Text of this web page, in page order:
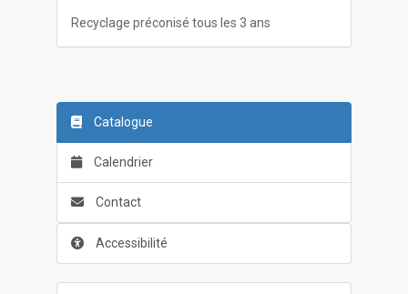
Recyclage préconisé tous les 3 ans
Catalogue
Calendrier
Contact
Accessibilité